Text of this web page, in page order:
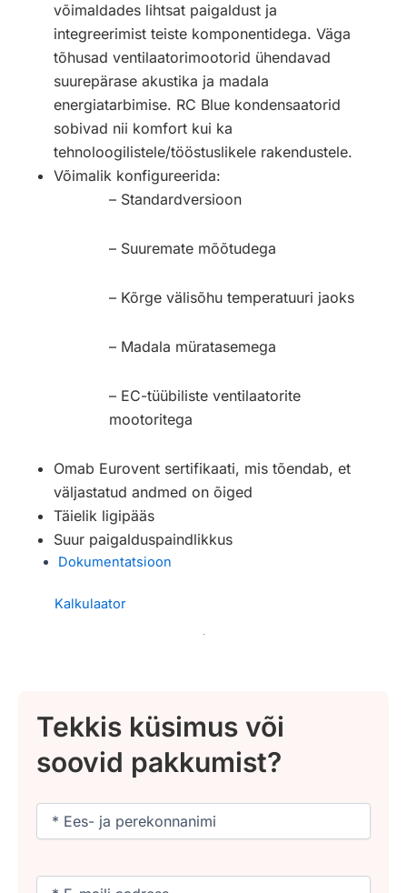
võimaldades lihtsat paigaldust ja
integreerimist teiste komponentidega. Väga
tõhusad ventilaatorimootorid ühendavad
suurepärase akustika ja madala
energiatarbimise. RC Blue kondensaatorid
sobivad nii komfort kui ka
tehnoloogilistele/tööstuslikele rakendustele.
Võimalik konfigureerida:
– Standardversioon
– Suuremate mõõtudega
– Kõrge välisõhu temperatuuri jaoks
– Madala müratasemega
– EC-tüübiliste ventilaatorite
mootoritega
Omab Eurovent sertifikaati, mis tõendab, et
väljastatud andmed on õiged
Täielik ligipääs
Suur paigalduspaindlikkus
Dokumentatsioon
Kalkulaator
Tekkis küsimus või
soovid pakkumist?
Nimi
Email